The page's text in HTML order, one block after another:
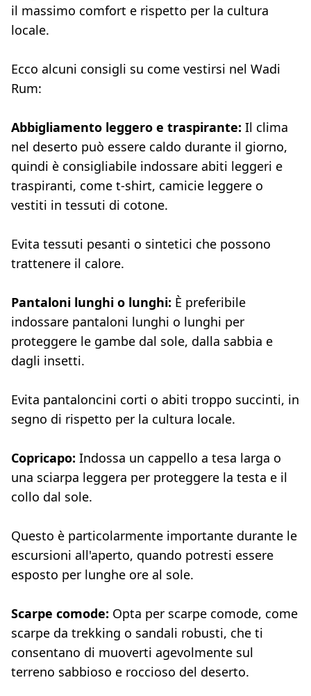
il massimo comfort e rispetto per la cultura
locale.
Ecco alcuni consigli su come vestirsi nel Wadi
Rum:
Abbigliamento leggero e traspirante: Il clima
nel deserto può essere caldo durante il giorno,
quindi è consigliabile indossare abiti leggeri e
traspiranti, come t-shirt, camicie leggere o
vestiti in tessuti di cotone.
Evita tessuti pesanti o sintetici che possono
trattenere il calore.
Pantaloni lunghi o lunghi: È preferibile
indossare pantaloni lunghi o lunghi per
proteggere le gambe dal sole, dalla sabbia e
dagli insetti.
Evita pantaloncini corti o abiti troppo succinti, in
segno di rispetto per la cultura locale.
Copricapo: Indossa un cappello a tesa larga o
una sciarpa leggera per proteggere la testa e il
collo dal sole.
Questo è particolarmente importante durante le
escursioni all'aperto, quando potresti essere
esposto per lunghe ore al sole.
Scarpe comode: Opta per scarpe comode, come
scarpe da trekking o sandali robusti, che ti
consentano di muoverti agevolmente sul
terreno sabbioso e roccioso del deserto.